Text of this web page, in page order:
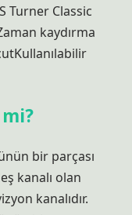
Turner Classic
kaydırma
bir parçası
kanalı olan
kanalıdır.